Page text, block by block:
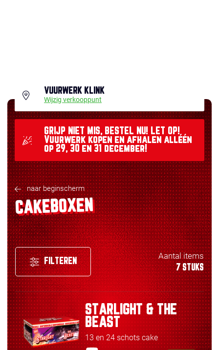
VUURWERK KLINK
Wijzig verkooppunt
GRIJP NIET MIS, BESTEL NU! LET OP!
Vuurwerk kopen en afhalen alléén
op 29, 30 en 31 december!
naar beginscherm
CAKEBOXEN
FILTEREN
Aantal items
7 STUKS
STARLIGHT & THE
BEAST
13 en 24 schots cake